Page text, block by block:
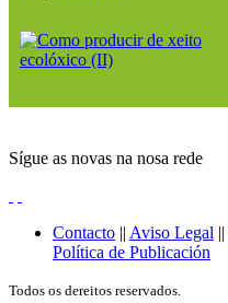
Sígue as novas na nosa rede
Contacto || Aviso Legal ||
Política de Publicación
Todos os dereitos reservados.